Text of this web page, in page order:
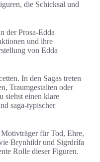
die Schicksal und
der Prosa-Edda
und ihre
von Edda
In den Sagas treten
Traumgestalten oder
siehst einen klare
saga-typischer
für Tod, Ehre,
Brynhildr und Sigrdrífa
Rolle dieser Figuren.